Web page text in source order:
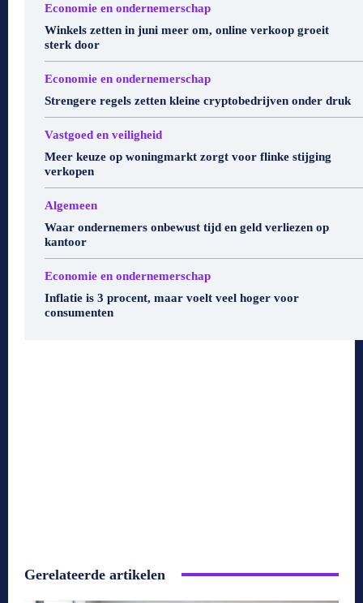
Economie en ondernemerschap
Winkels zetten in juni meer om, online verkoop groeit
sterk door
Economie en ondernemerschap
Strengere regels zetten kleine cryptobedrijven onder druk
Vastgoed en veiligheid
Meer keuze op woningmarkt zorgt voor flinke stijging
verkopen
Algemeen
Waar ondernemers onbewust tijd en geld verliezen op
kantoor
Economie en ondernemerschap
Inflatie is 3 procent, maar voelt veel hoger voor
consumenten
Gerelateerde artikelen